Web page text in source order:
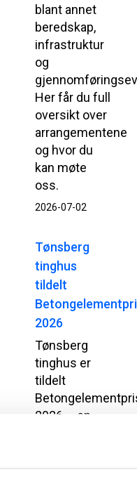
blant annet
beredskap,
infrastruktur
og
Her får du full
oversikt over
arrangementene
og hvor du
kan møte
oss.
2026-07-02
Tønsberg
tinghus
tildelt
2026
Tønsberg
tinghus er
tildelt
2026 – en
byggverk